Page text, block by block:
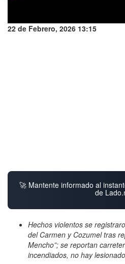
22 de Febrero, 2026 13:15
🚀 Mantente informado al
de
Hechos violentos se
del Carmen y Cozumel tras
Mencho”; se reportan
incendiados, no hay